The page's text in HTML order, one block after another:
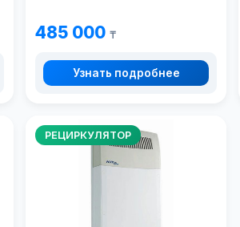
485 000₸
Узнать подробнее
РЕЦИРКУЛЯТОР